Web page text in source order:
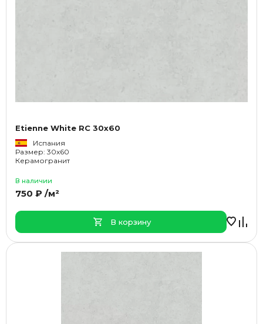
Etienne White RC 30x60
Испания
Размер: 30x60
Керамогранит
В наличии
750 ₽ /м²
В корзину